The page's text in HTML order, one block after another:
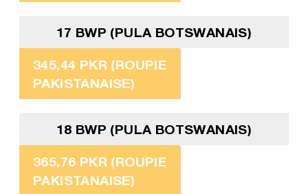
17 BWP (PULA BOTSWANAIS)
345,44 PKR (ROUPIE
PAKISTANAISE)
18 BWP (PULA BOTSWANAIS)
365,76 PKR (ROUPIE
PAKISTANAISE)